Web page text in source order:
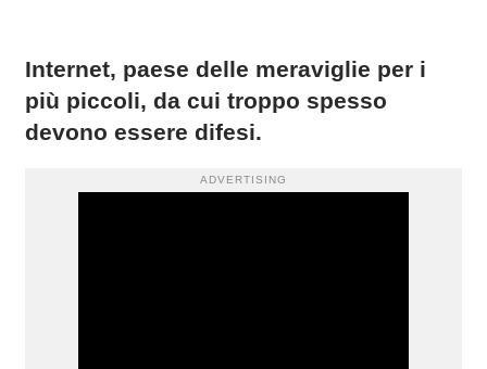
Internet, paese delle meraviglie per i
più piccoli, da cui troppo spesso
devono essere difesi.
ADVERTISING